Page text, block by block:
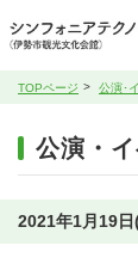
TOPページ 公演･
公演・
2021年1月19日